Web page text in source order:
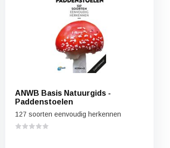
ANWB Basis Natuurgids -
Paddenstoelen
127 soorten eenvoudig herkennen